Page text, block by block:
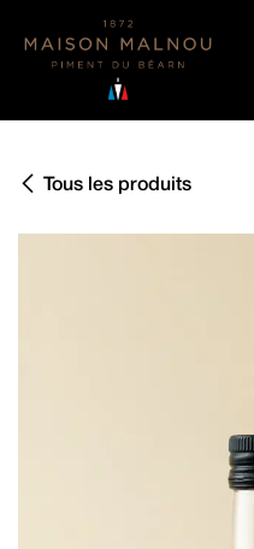
Tous les produits